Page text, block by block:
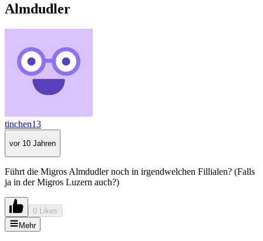
Almdudler
tinchen13
vor 10 Jahren
Führt die Migros Almdudler noch in irgendwelchen Fillialen? (Falls
ja in der Migros Luzern auch?)
0 Likes
Mehr